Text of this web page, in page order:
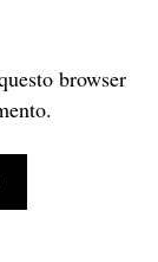
browser